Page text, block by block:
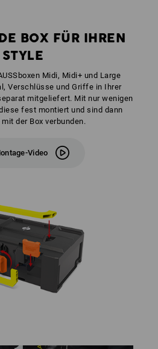
BOX FÜR IHREN
STYLE
Midi, Midi+ und Large
Verschlüsse und Griffe in Ihrer
mitgeliefert. Mit nur wenigen
fest montiert und sind dann
der Box verbunden.
Video